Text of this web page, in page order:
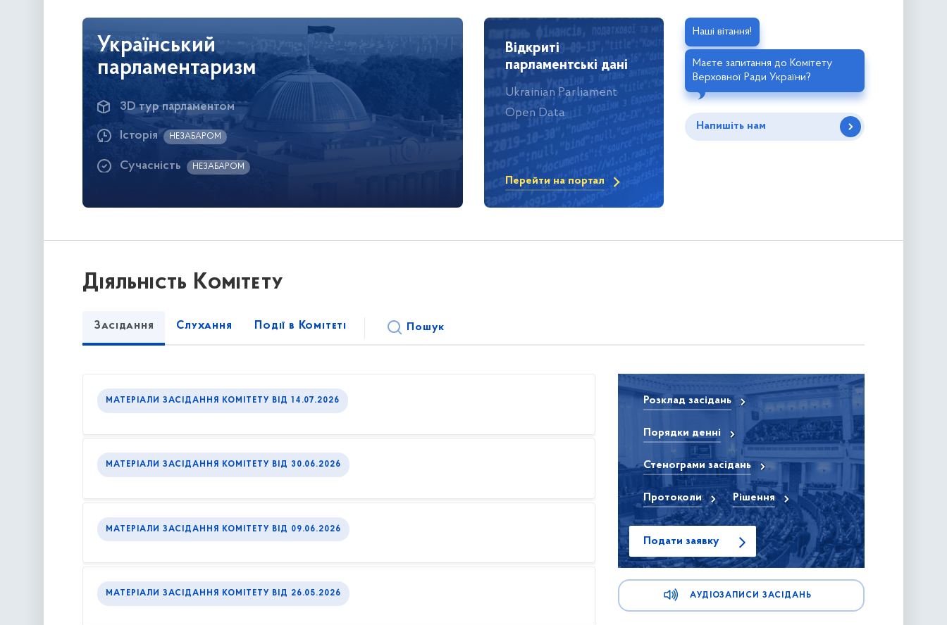
Український
парламентаризм
3D тур парламентом
Історія НЕЗАБАРОМ
Сучасність НЕЗАБАРОМ
Відкриті
парламентські дані
Ukrainian Parliament
Open Data
Перейти на портал
Наші вітання!
Маєте запитання до Комітету
Верховної Ради України?
Напишіть нам
Діяльність Комітету
Засідання Слухання Події в Комітеті Пошук
МАТЕРІАЛИ ЗАСІДАННЯ КОМІТЕТУ ВІД 14.07.2026
МАТЕРІАЛИ ЗАСІДАННЯ КОМІТЕТУ ВІД 30.06.2026
МАТЕРІАЛИ ЗАСІДАННЯ КОМІТЕТУ ВІД 09.06.2026
МАТЕРІАЛИ ЗАСІДАННЯ КОМІТЕТУ ВІД 26.05.2026
Розклад засідань
Порядки денні
Стенограми засідань
Протоколи Рішення
Подати заявку
АУДІОЗАПИСИ ЗАСІДАНЬ